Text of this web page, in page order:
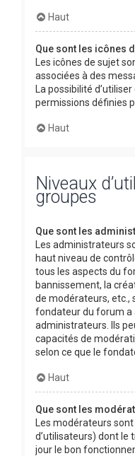
Haut
Que sont les icônes
Les icônes de sujet
associées à des
La possibilité
permissions définies
Haut
Niveaux
groupes
Que sont les
Les administrateurs
haut niveau de
tous les aspects du
bannissement, la
de modérateurs, etc.,
fondateur du forum a
administrateurs. Ils
capacités de
selon ce que le
Haut
Que sont les
Les modérateurs
d’utilisateurs) dont le
jour le bon